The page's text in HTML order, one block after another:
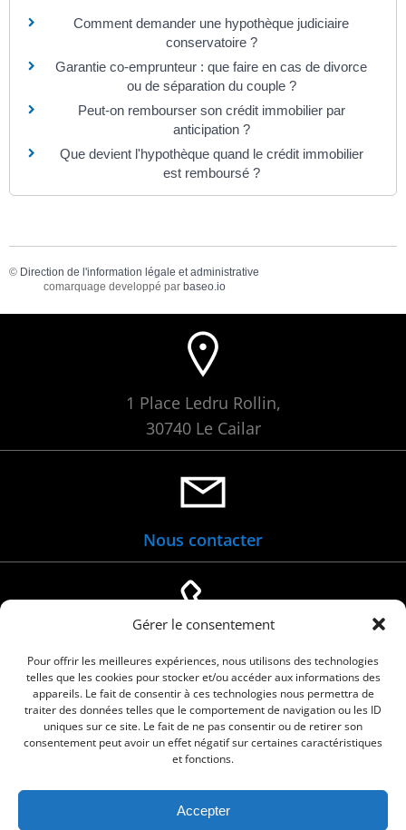
Gérer le consentement
Pour offrir les meilleures expériences, nous utilisons des technologies
telles que les cookies pour stocker et/ou accéder aux informations des
appareils. Le fait de consentir à ces technologies nous permettra de
traiter des données telles que le comportement de navigation ou les ID
uniques sur ce site. Le fait de ne pas consentir ou de retirer son
consentement peut avoir un effet négatif sur certaines caractéristiques
et fonctions.
Accepter
Comment demander une hypothèque judiciaire
conservatoire ?
Garantie co-emprunteur : que faire en cas de divorce
ou de séparation du couple ?
Peut-on rembourser son crédit immobilier par
anticipation ?
Que devient l'hypothèque quand le crédit immobilier
est remboursé ?
© Direction de l'information légale et administrative
comarquage developpé par baseo.io
1 Place Ledru Rollin,
30740 Le Cailar
Nous contacter
04 66 88 01 05